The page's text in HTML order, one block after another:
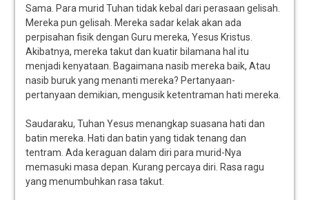
Sama. Para murid Tuhan tidak kebal dari perasaan gelisah.
Mereka pun gelisah. Mereka sadar kelak akan ada
perpisahan fisik dengan Guru mereka, Yesus Kristus.
Akibatnya, mereka takut dan kuatir bilamana hal itu
menjadi kenyataan. Bagaimana nasib mereka baik, Atau
nasib buruk yang menanti mereka? Pertanyaan-
pertanyaan demikian, mengusik ketentraman hati mereka.
Saudaraku, Tuhan Yesus menangkap suasana hati dan
batin mereka. Hati dan batin yang tidak tenang dan
tentram. Ada keraguan dalam diri para murid-Nya
memasuki masa depan. Kurang percaya diri. Rasa ragu
yang menumbuhkan rasa takut.